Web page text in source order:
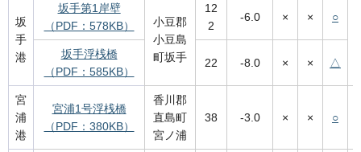
坂
手
港
坂手第1岸壁
（PDF：578KB）
小豆郡
小豆島
町坂手
12
2
-6.0 × ×
○
坂手浮桟橋
（PDF：585KB）
22 -8.0 × × △
宮
浦
港
宮浦1号浮桟橋
（PDF：380KB）
香川郡
直島町
宮ノ浦
38 -3.0 × × ○